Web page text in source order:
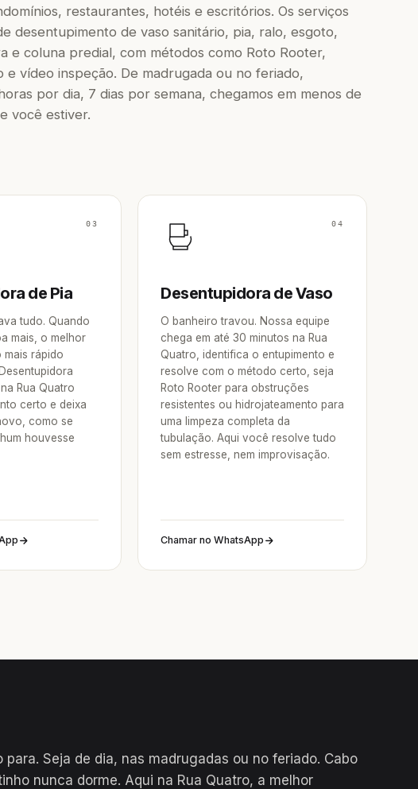
restaurantes, hotéis e escritórios. Os serviços
desentupimento de vaso sanitário, pia, ralo, esgoto,
e coluna predial, com métodos como Roto Rooter,
e vídeo inspeção. De madrugada ou no feriado,
por dia, 7 dias por semana, chegamos em menos de
você estiver.
03
de Pia
tudo. Quando
mais, o melhor
rápido
Rua Quatro
certo e deixa
como se
houvesse
04
Desentupidora de Vaso
O banheiro travou. Nossa equipe
chega em até 30 minutos na Rua
Quatro, identifica o entupimento e
resolve com o método certo, seja
Roto Rooter para obstruções
resistentes ou hidrojateamento para
uma limpeza completa da
tubulação. Aqui você resolve tudo
sem estresse, nem improvisação.
Chamar no WhatsApp
para. Seja de dia, nas madrugadas ou no feriado. Cabo
nunca dorme. Aqui na Rua Quatro, a melhor